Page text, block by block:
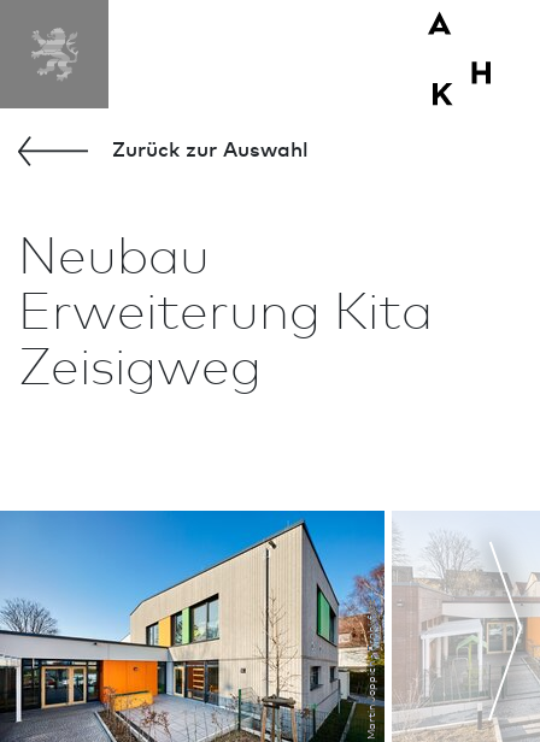
Zurück zur Aus­wahl
Neu­bau
Erweiterung Kita
Zeisigweg
Martin Joppich - Frank­furt